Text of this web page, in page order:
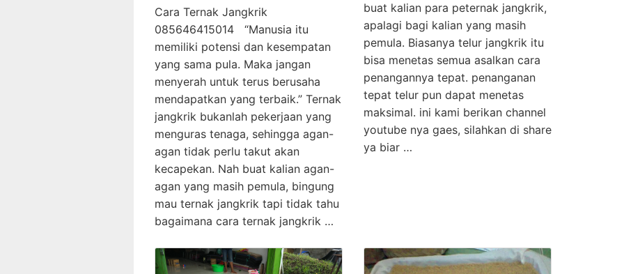
Cara Ternak Jangkrik
085646415014 “Manusia itu
memiliki potensi dan kesempatan
yang sama pula. Maka jangan
menyerah untuk terus berusaha
mendapatkan yang terbaik.” Ternak
jangkrik bukanlah pekerjaan yang
menguras tenaga, sehingga agan-
agan tidak perlu takut akan
kecapekan. Nah buat kalian agan-
agan yang masih pemula, bingung
mau ternak jangkrik tapi tidak tahu
bagaimana cara ternak jangkrik …
buat kalian para peternak jangkrik,
apalagi bagi kalian yang masih
pemula. Biasanya telur jangkrik itu
bisa menetas semua asalkan cara
penangannya tepat. penanganan
tepat telur pun dapat menetas
maksimal. ini kami berikan channel
youtube nya gaes, silahkan di share
ya biar …